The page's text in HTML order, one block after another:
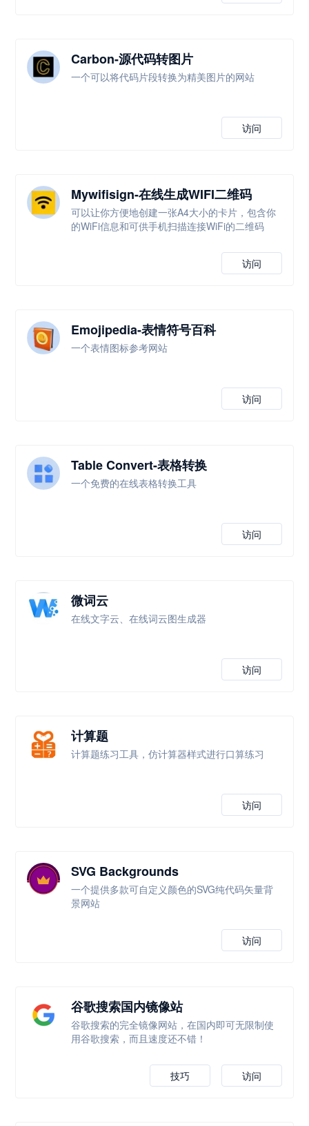
Carbon-源代码转图片
一个可以将代码片段转换为精美图片的网站
访问
Mywifisign-在线生成WIFI二维码
可以让你方便地创建一张A4大小的卡片，包含你
的WiFi信息和可供手机扫描连接WiFi的二维码
访问
Emojipedia-表情符号百科
一个表情图标参考网站
访问
Table Convert-表格转换
一个免费的在线表格转换工具
访问
微词云
在线文字云、在线词云图生成器
访问
计算题
计算题练习工具，仿计算器样式进行口算练习
访问
SVG Backgrounds
一个提供多款可自定义颜色的SVG纯代码矢量背
景网站
访问
谷歌搜索国内镜像站
谷歌搜索的完全镜像网站，在国内即可无限制使
用谷歌搜索，而且速度还不错！
访问
技巧